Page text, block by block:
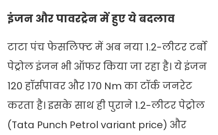
इंजन और पावरट्रेन में हुए ये बदलाव
टाटा पंच फेसलिफ्ट में अब नया 1.2-लीटर टर्बो
पेट्रोल इंजन भी ऑफर किया जा रहा है। ये इंजन
120 हॉर्सपावर और 170 Nm का टॉर्क जनरेट
करता है। इसके साथ ही पुराने 1.2-लीटर पेट्रोल
(Tata Punch Petrol variant price) और